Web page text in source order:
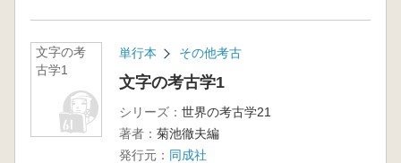
文字の考
古学1
単行本 その他考古
文字の考古学1
シリーズ： 世界の考古学21
著者： 菊池徹夫編
発行元： 同成社